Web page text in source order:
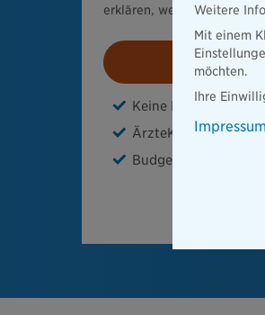
erklären, welche das sind.
Keine
ÄrzteKompass für
Budget für Vorsorge
Weitere
Mit einem
möchten.
Ihre
Impressum